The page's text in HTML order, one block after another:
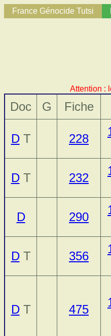
France Génocide Tutsi
Attention :
Doc G Fiche
DT 228
DT 232
D 290
DT 356
DT 475